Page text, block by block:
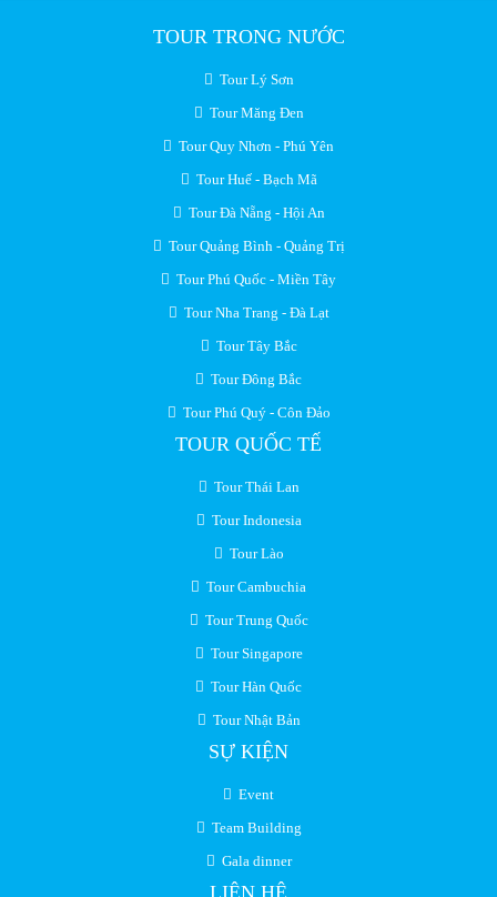
TOUR TRONG NƯỚC
Tour Lý Sơn
Tour Măng Đen
Tour Quy Nhơn - Phú Yên
Tour Huế - Bạch Mã
Tour Đà Nẵng - Hội An
Tour Quảng Bình - Quảng Trị
Tour Phú Quốc - Miền Tây
Tour Nha Trang - Đà Lạt
Tour Tây Bắc
Tour Đông Bắc
Tour Phú Quý - Côn Đảo
TOUR QUỐC TẾ
Tour Thái Lan
Tour Indonesia
Tour Lào
Tour Cambuchia
Tour Trung Quốc
Tour Singapore
Tour Hàn Quốc
Tour Nhật Bản
SỰ KIỆN
Event
Team Building
Gala dinner